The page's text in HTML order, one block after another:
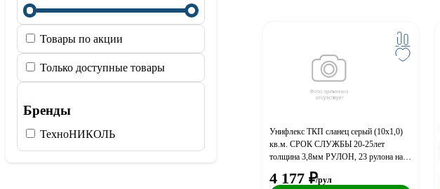
Товары по акции
Только доступные товары
Бренды
ТехноНИКОЛЬ
Унифлекс ТКП сланец cерый (10х1,0)
кв.м. СРОК СЛУЖБЫ 20-25лет
толщина 3,8мм РУЛОН, 23 рулона на
4 177 ₽/рул